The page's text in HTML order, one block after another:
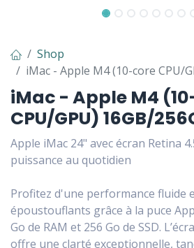
Shop
iMac - Apple M4 (10-core CPU/
iMac - Apple M4
CPU/GPU) 16GB/
Apple iMac 24" avec écran Retina
puissance au quotidien
Profitez d'une performance fluide
époustouflants grâce à la puce
Go de RAM et 256 Go de SSD.
offre une clarté exceptionnelle,